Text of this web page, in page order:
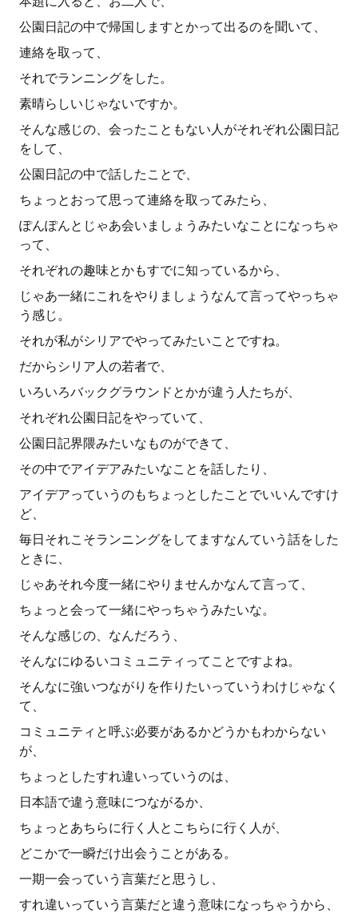
公園日記の中で帰国しますとかって出るのを聞いて、
連絡を取って、
それでランニングをした。
素晴らしいじゃないですか。
そんな感じの、会ったこともない人がそれぞれ公園日記
をして、
公園日記の中で話したことで、
ちょっとおって思って連絡を取ってみたら、
ぽんぽんとじゃあ会いましょうみたいなことになっちゃ
って、
それぞれの趣味とかもすでに知っているから、
じゃあ一緒にこれをやりましょうなんて言ってやっちゃ
う感じ。
それが私がシリアでやってみたいことですね。
だからシリア人の若者で、
いろいろバックグラウンドとかが違う人たちが、
それぞれ公園日記をやっていて、
公園日記界隈みたいなものができて、
その中でアイデアみたいなことを話したり、
アイデアっていうのもちょっとしたことでいいんですけ
ど、
毎日それこそランニングをしてますなんていう話をした
ときに、
じゃあそれ今度一緒にやりませんかなんて言って、
ちょっと会って一緒にやっちゃうみたいな。
そんな感じの、なんだろう、
そんなにゆるいコミュニティってことですよね。
そんなに強いつながりを作りたいっていうわけじゃなく
て、
コミュニティと呼ぶ必要があるかどうかもわからない
が、
ちょっとしたすれ違いっていうのは、
日本語で違う意味につながるか、
ちょっとあちらに行く人とこちらに行く人が、
どこかで一瞬だけ出会うことがある。
一期一会っていう言葉だと思うし、
すれ違いっていう言葉だと違う意味になっちゃうから、